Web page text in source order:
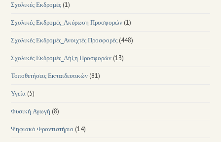
Σχολικές Εκδρομές (1)
Σχολικές Εκδρομές_Ακύρωση Προσφορών (1)
Σχολικές Εκδρομές_Ανοιχτές Προσφορές (448)
Σχολικές Εκδρομές_Λήξη Προσφορών (13)
Τοποθετήσεις Εκπαιδευτικών (81)
Υγεία (5)
Φυσική Αγωγή (8)
Ψηφιακό Φροντιστήριο (14)